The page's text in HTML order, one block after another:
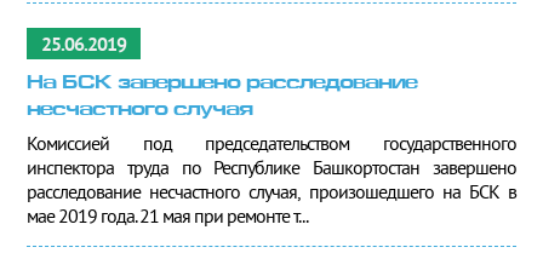
25.06.2019
На БСК завершено расследование
несчастного случая
Комиссией под председательством государственного
инспектора труда по Республике Башкортостан завершено
расследование несчастного случая, произошедшего на БСК в
мае 2019 года. 21 мая при ремонте т...